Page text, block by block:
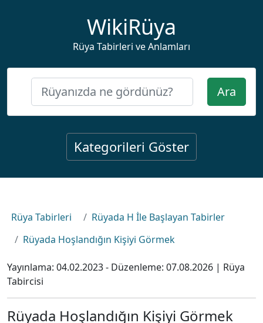
WikiRüya
Rüya Tabirleri ve Anlamları
Ara
Kategorileri Göster
Rüya Tabirleri
Rüyada H İle Başlayan Tabirler
Rüyada Hoşlandığın Kişiyi Görmek
Yayınlama: 04.02.2023- Düzenleme: 07.08.2026 | Rüya
Tabircisi
Rüyada Hoşlandığın Kişiyi Görmek